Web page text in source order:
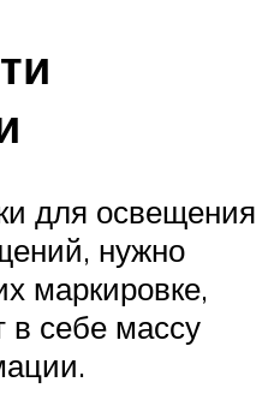
для освещения
нужно
маркировке,
в себе массу